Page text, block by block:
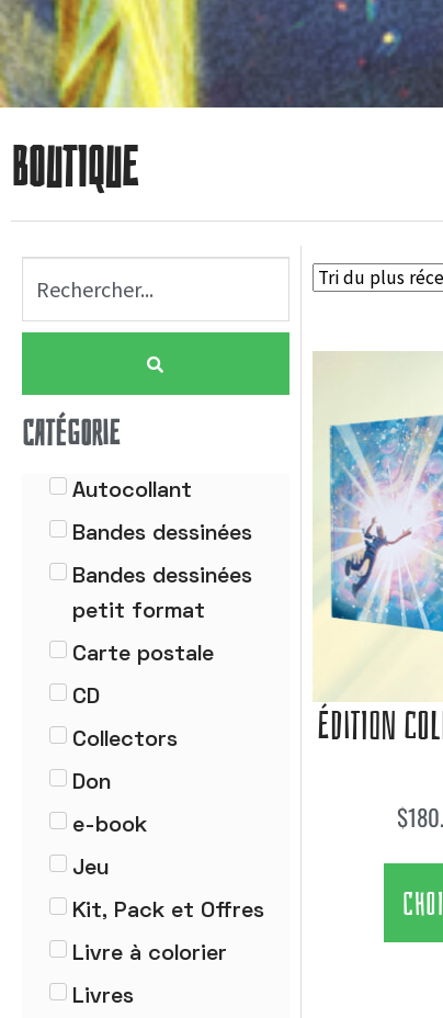
BOUTIQUE
CATÉGORIE
Autocollant
Bandes dessinées
Bandes dessinées
petit format
Carte postale
CD
Collectors
Don
e-book
Jeu
Kit, Pack et Offres
Livre à colorier
Livres
ÉDITION
$